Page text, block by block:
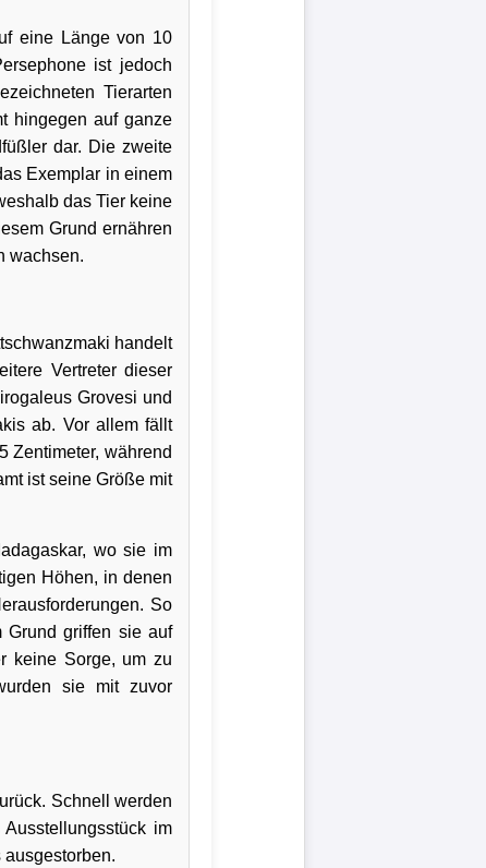
eine Länge von 10
ist jedoch
Tierarten
hingegen auf ganze
dar. Die zweite
Exemplar in einem
das Tier keine
Grund ernähren
wachsen.
handelt
Vertreter dieser
Grovesi und
ab. Vor allem fällt
Zentimeter, während
ist seine Größe mit
wo sie im
Höhen, in denen
So
Grund griffen sie auf
keine Sorge, um zu
sie mit zuvor
Schnell werden
im